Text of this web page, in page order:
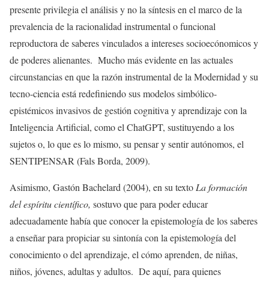
presente privilegia el análisis y no la síntesis en el marco de la
prevalencia de la racionalidad instrumental o funcional
reproductora de saberes vinculados a intereses socioecónomicos y
de poderes alienantes. Mucho más evidente en las actuales
circunstancias en que la razón instrumental de la Modernidad y su
tecno-ciencia está redefiniendo sus modelos simbólico-
epistémicos invasivos de gestión cognitiva y aprendizaje con la
Inteligencia Artificial, como el ChatGPT, sustituyendo a los
sujetos o, lo que es lo mismo, su pensar y sentir autónomos, el
SENTIPENSAR (Fals Borda, 2009).
Asimismo, Gastón Bachelard (2004), en su textoLa formación
del espíritu científico, sostuvo que para poder educar
adecuadamente había que conocer la epistemología de los saberes
a enseñar para propiciar su sintonía con la epistemología del
conocimiento o del aprendizaje, el cómo aprenden, de niñas,
niños, jóvenes, adultas y adultos. De aquí, para quienes